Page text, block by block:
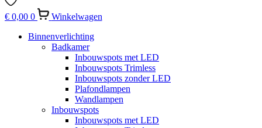
€ 0,00 0
Winkelwagen
Binnenverlichting
Badkamer
Inbouwspots met LED
Inbouwspots Trimless
Inbouwspots zonder LED
Plafondlampen
Wandlampen
Inbouwspots
Inbouwspots met LED